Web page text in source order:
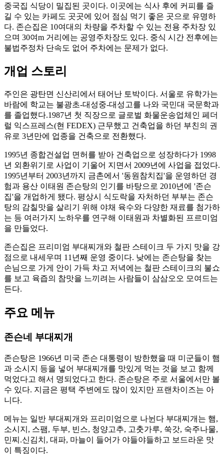
중국집 식당이 밀집된 곳이다. 이곳에는 식사 후에 커피를 즐
길 수 있는 카페도 곳곳에 있어 점심 먹기 좋은 곳으로 유명하
다. 존슨집은 10여대의 차량을 주차할 수 있는 전용 주차장 있
으며 30여m 거리에는 공영주차장도 있다. 중식 시간 전후에는
불법주정차 단속도 없어 주차에는 문제가 없다.
개업 스토리
주인은 광탄면 신산리에서 태어난 토박이다. 서울로 유학가는
바람에 학교는 불광초-대성중-대성고를 나와 국민대 국문학과
를 졸업했다.1987년 첫 직장으로 글로벌 화물운송업체인 페더
럴 익스프레스(현 FEDEX) 근무했고 건축업을 하던 부친의 권
유로 3년만에 업종을 건축으로 전환했다.
1995년 종합건설업 면허를 받아 건축업으로 성장하다가 1998
년 외환위기로 사업이 기울어 지면서 2009년에 사업을 접었다.
1995년부터 2003년까지 금촌에서 '동원참치집'을 운영하던 경
험과 용산 이태원 존슨탕의 인기를 바탕으로 2010년에 '존슨
집'을 개업하게 됐다. 평상시 식도락을 자처하던 부부는 존슨
탕의 감칠맛을 살리기 위해 야채 육수와 다양한 재료를 첨가하
는 등 여러가지 노하우를 연구해 이태원과 차별화된 프르미엄
을 만들었다.
존슨집은 프리미엄 부대찌개와 철판 스테이크 두 가지 맛을 강
점으로 내세우며 11년째 운영 중이다. 낮에는 존슨탕을 찾는
손님으로 가게 안이 가득 차고 저녁에는 철판 스테이크의 불쇼
를 보고 육즙의 참맛을 느끼려는 사람들이 삼삼오오 모여드는
든다.
주요 메뉴
존슨네 부대찌개
존슨탕은 1966년 미국 존슨 대통령이 방한했을 때 미군들이 햄
과 소시지 등을 넣어 부대찌개를 맛있게 먹는 것을 보고 함께
먹었다고 해서 명되었다고 한다. 존슨탕은 주로 서울에서만 볼
수 있다. 지금은 평택 주변에도 많이 있지만 프랜차이즈는 아
니다.
메뉴는 일반 부대찌개와 프리미엄으로 나뉜다 부대찌개는 햄,
소시지, 스팸, 두부, 빈스, 청양고추, 고춧가루, 쑥갓, 숙주나물,
민찌.신김치, 대파, 마늘이 들어가 야들야들하고 보드라운 맛
이 특징이다.